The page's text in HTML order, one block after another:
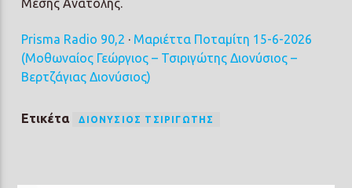
Μέσης Ανατολής.
Prisma Radio 90,2 · Μαριέττα Ποταμίτη 15-6-2026
(Μοθωναίος Γεώργιος – Τσιριγώτης Διονύσιος –
Βερτζάγιας Διονύσιος)
Ετικέτα ΔΙΟΝΎΣΙΟΣ ΤΣΙΡΙΓΏΤΗΣ